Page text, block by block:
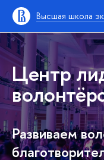
Высшая школа
Центр
Развиваем